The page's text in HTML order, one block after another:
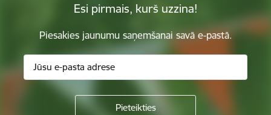
Esi pirmais, kurš uzzina!
Piesakies jaunumu saņemšanai savā e-pastā.